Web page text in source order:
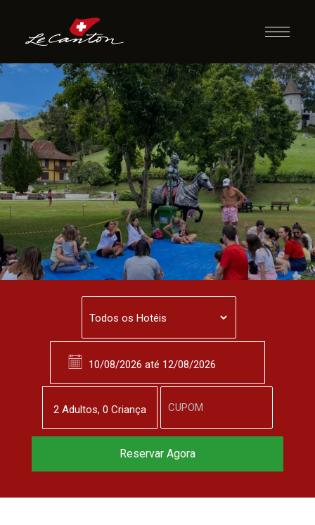
Momento
Brincadeiras
2 Adultos, 0 Criança
Reservar Agora